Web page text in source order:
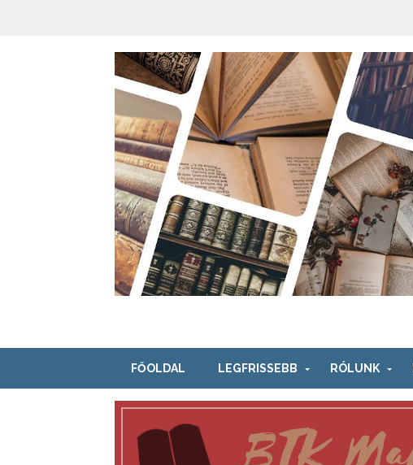
FŐOLDAL LEGFRISSEBB RÓLUNK